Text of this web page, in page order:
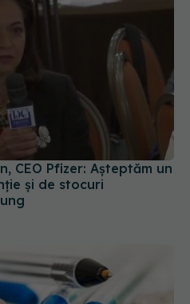
și de stocuri